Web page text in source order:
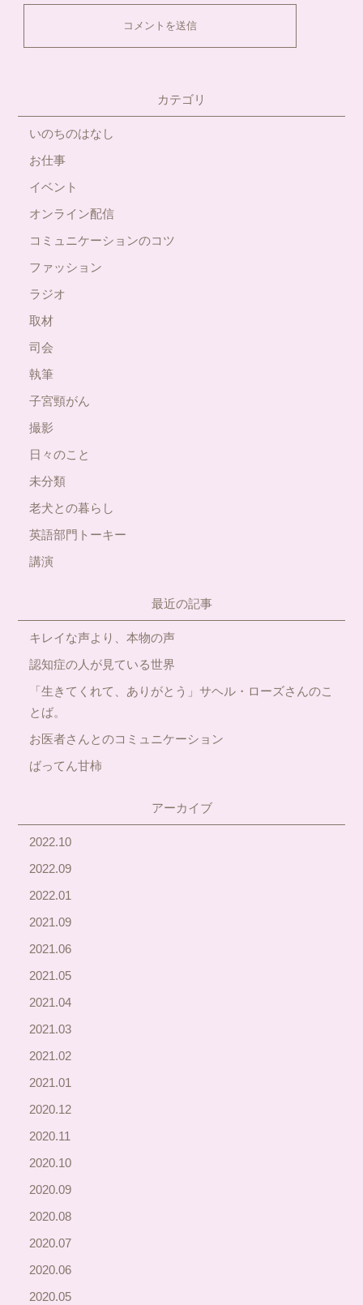
カテゴリ
いのちのはなし
お仕事
イベント
オンライン配信
コミュニケーションのコツ
ファッション
ラジオ
取材
司会
執筆
子宮頸がん
撮影
日々のこと
未分類
老犬との暮らし
英語部門トーキー
講演
最近の記事
キレイな声より、本物の声
認知症の人が見ている世界
「生きてくれて、ありがとう」サヘル・ローズさんのこ
とば。
お医者さんとのコミュニケーション
ばってん甘柿
アーカイブ
2022.10
2022.09
2022.01
2021.09
2021.06
2021.05
2021.04
2021.03
2021.02
2021.01
2020.12
2020.11
2020.10
2020.09
2020.08
2020.07
2020.06
2020.05